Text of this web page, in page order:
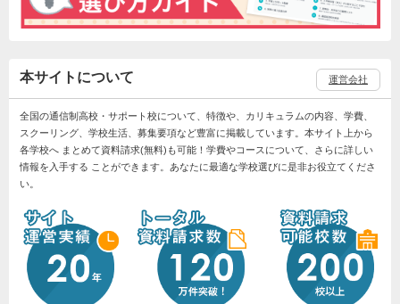
本サイトについて 運営会社
全国の通信制高校・サポート校について、特徴や、カリキュラムの内容、学費、
スクーリング、学校生活、募集要項など豊富に掲載しています。本サイト上から
各学校へ まとめて資料請求(無料)も可能！学費やコースについて、さらに詳しい
情報を入手する ことができます。あなたに最適な学校選びに是非お役立てくださ
い。